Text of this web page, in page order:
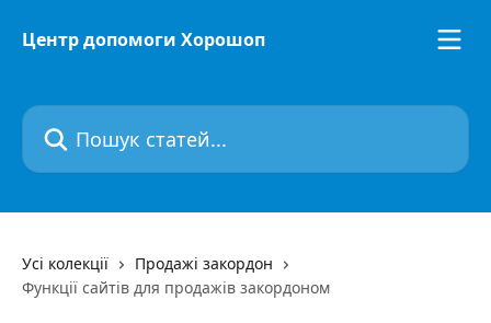
Центр допомоги Хорошоп
Пошук статей...
Усі колекції
Продажі закордон
Функції сайтів для продажів закордоном